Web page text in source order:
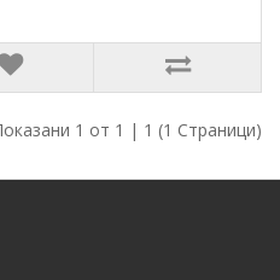
1 от 1 | 1 (1 Страници)